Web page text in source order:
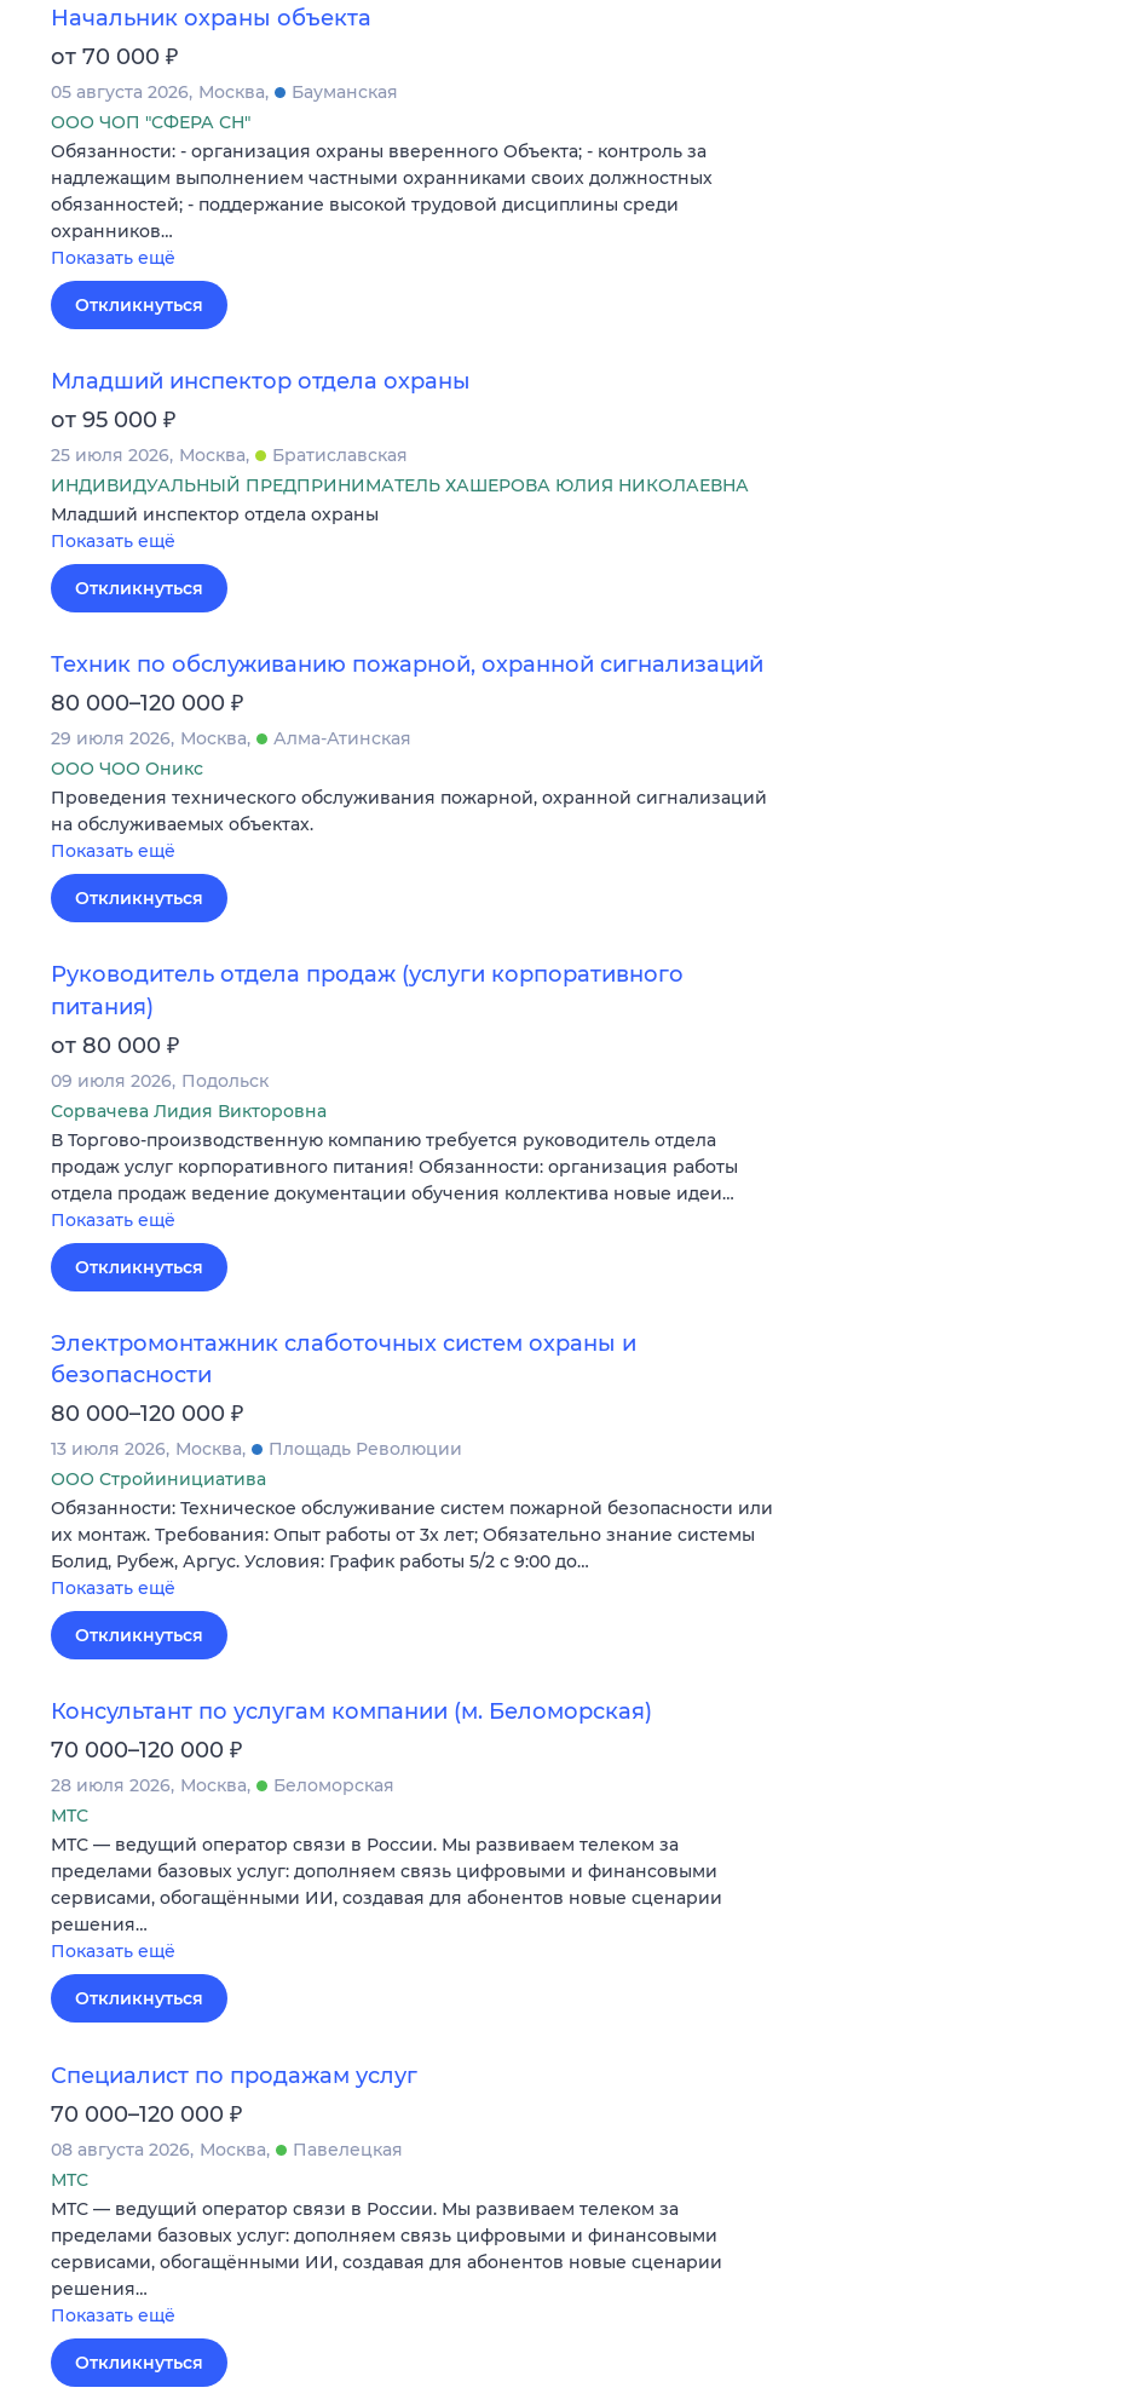
Начальник охраны объекта
от 70 000 ₽
05 августа 2026 Москва
Бауманская
ООО ЧОП "СФЕРА СН"
Обязанности: - организация охраны вверенного Объекта; - контроль за
надлежащим выполнением частными охранниками своих должностных
обязанностей; - поддержание высокой трудовой дисциплины среди
охранников…
Показать ещё
Откликнуться
Младший инспектор отдела охраны
от 95 000 ₽
25 июля 2026 Москва
Братиславская
ИНДИВИДУАЛЬНЫЙ ПРЕДПРИНИМАТЕЛЬ ХАШЕРОВА ЮЛИЯ НИКОЛАЕВНА
Младший инспектор отдела охраны
Показать ещё
Откликнуться
Техник по обслуживанию пожарной, охранной сигнализаций
80 000–120 000 ₽
29 июля 2026 Москва
Алма-Атинская
ООО ЧОО Оникс
Проведения технического обслуживания пожарной, охранной сигнализаций
на обслуживаемых объектах.
Показать ещё
Откликнуться
Руководитель отдела продаж (услуги корпоративного
питания)
от 80 000 ₽
09 июля 2026 Подольск
Сорвачева Лидия Викторовна
В Торгово-производственную компанию требуется руководитель отдела
продаж услуг корпоративного питания! Обязанности: организация работы
отдела продаж ведение документации обучения коллектива новые идеи…
Показать ещё
Откликнуться
Электромонтажник слаботочных систем охраны и
безопасности
80 000–120 000 ₽
13 июля 2026 Москва
Площадь Революции
ООО Стройинициатива
Обязанности: Техническое обслуживание систем пожарной безопасности или
их монтаж. Требования: Опыт работы от 3х лет; Обязательно знание системы
Болид, Рубеж, Аргус. Условия: График работы 5/2 с 9:00 до…
Показать ещё
Откликнуться
Консультант по услугам компании (м. Беломорская)
70 000–120 000 ₽
28 июля 2026 Москва
Беломорская
МТС
МТС — ведущий оператор связи в России. Мы развиваем телеком за
пределами базовых услуг: дополняем связь цифровыми и финансовыми
сервисами, обогащёнными ИИ, создавая для абонентов новые сценарии
решения…
Показать ещё
Откликнуться
Специалист по продажам услуг
70 000–120 000 ₽
08 августа 2026 Москва
Павелецкая
МТС
МТС — ведущий оператор связи в России. Мы развиваем телеком за
пределами базовых услуг: дополняем связь цифровыми и финансовыми
сервисами, обогащёнными ИИ, создавая для абонентов новые сценарии
решения…
Показать ещё
Откликнуться